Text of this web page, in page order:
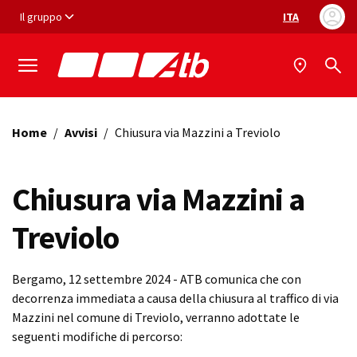
Vai ai contenuti
Vai al footer
Il gruppo Selezione
ITA
Home / Avvisi / Chiusura via Mazzini a Treviolo
Chiusura via Mazzini a
Treviolo
Bergamo, 12 settembre 2024 - ATB comunica che con
decorrenza immediata a causa della chiusura al traffico di via
Mazzini nel comune di Treviolo, verranno adottate le
seguenti modifiche di percorso: